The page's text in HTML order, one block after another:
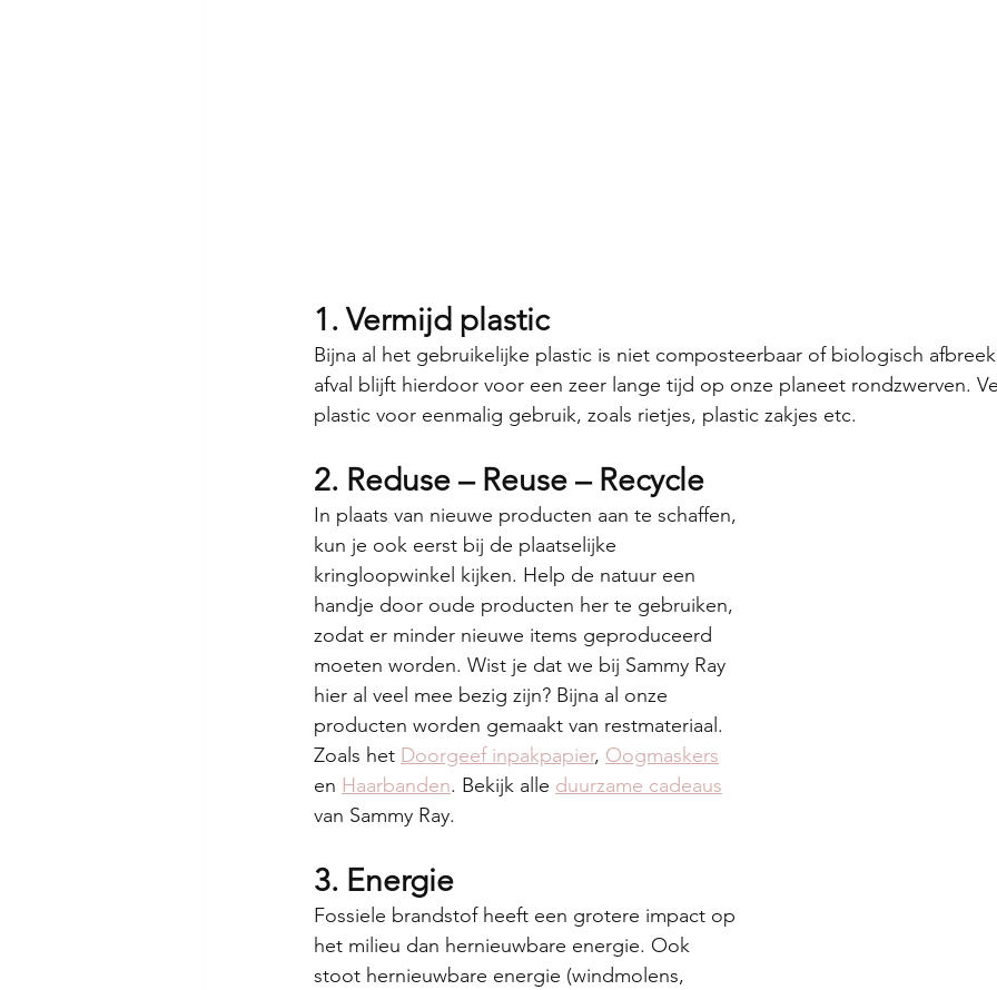
1. Vermijd plastic
Bijna al het gebruikelijke plastic is niet composteerbaar of biologisch
afval blijft hierdoor voor een zeer lange tijd op onze planeet rondzwerven.
plastic voor eenmalig gebruik, zoals rietjes, plastic zakjes etc.
2. Reduse – Reuse – Recycle
In plaats van nieuwe producten aan te schaffen,
kun je ook eerst bij de plaatselijke
kringloopwinkel kijken. Help de natuur een
handje door oude producten her te gebruiken,
zodat er minder nieuwe items geproduceerd
moeten worden. Wist je dat we bij Sammy Ray
hier al veel mee bezig zijn? Bijna al onze
producten worden gemaakt van restmateriaal.
Zoals het Doorgeef inpakpapier, Oogmaskers
en Haarbanden. Bekijk alle duurzame cadeaus
van Sammy Ray.
3. Energie
Fossiele brandstof heeft een grotere impact op
het milieu dan hernieuwbare energie. Ook
stoot hernieuwbare energie (windmolens,